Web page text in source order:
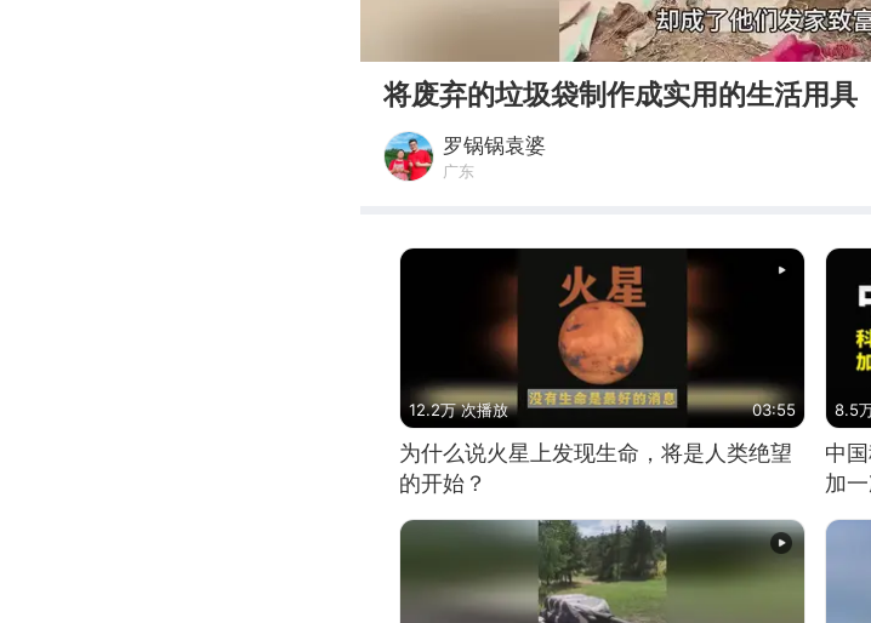
将废弃的垃圾袋制作成实用的生活用具
罗锅锅袁婆
广东
12.2万 次播放 03:55
为什么说火星上发现生命，将是人类绝望
的开始？
8.5
中
加